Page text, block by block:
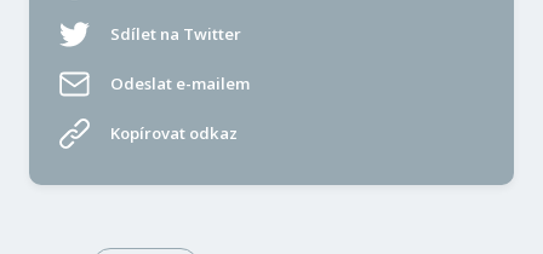
Sdílet na Twitter
Odeslat e-mailem
Kopírovat odkaz